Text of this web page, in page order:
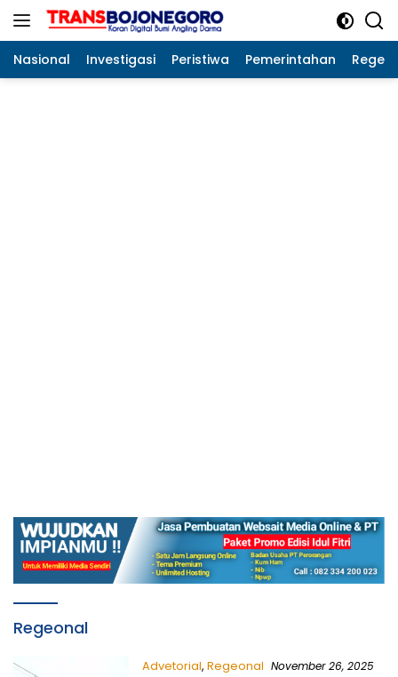
Langsung
Nasional Investigasi Peristiwa Pemerintahan
Regeonal
Advetorial, Regeonal November 26, 2025